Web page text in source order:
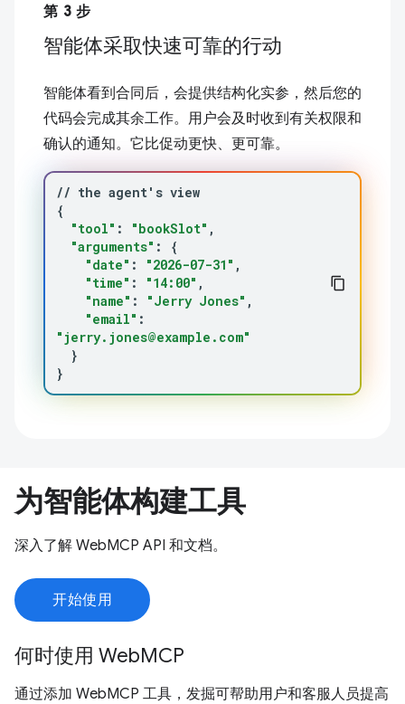
第 3 步
智能体采取快速可靠的行动
智能体看到合同后，会提供结构化实参，然后您的
代码会完成其余工作。用户会及时收到有关权限和
确认的通知。它比促动更快、更可靠。
// the agent' s
{
"tool" : "bookSlot"
"arguments" :
{
"date" : "2026-07-31"
"time" : "14:00"
"name" : "Jerry Jones"
"email" :
"jerry.jones@example.com"
}
}
为智能体构建工具
深入了解 WebMCP API 和文档。
开始使用
何时使用 WebMCP
通过添加 WebMCP 工具，发掘可帮助用户和客服人员提高